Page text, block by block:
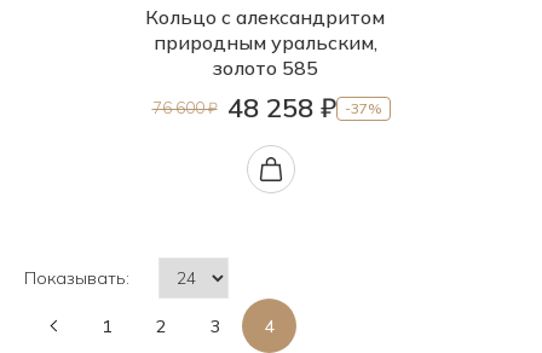
Кольцо с александритом
природным уральским,
золото 585
76 600 ₽ 48 258 ₽ -37%
Показывать:
1 2 3 4